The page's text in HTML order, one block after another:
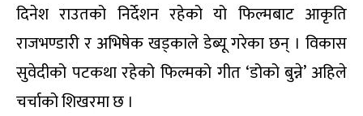
दिनेश राउतको निर्देशन रहेको यो फिल्मबाट आकृति
राजभण्डारी र अभिषेक खड्काले डेब्यू गरेका छन् । विकास
सुवेदीको पटकथा रहेको फिल्मको गीत ‘डोको बुन्ने’ अहिले
चर्चाको शिखरमा छ ।